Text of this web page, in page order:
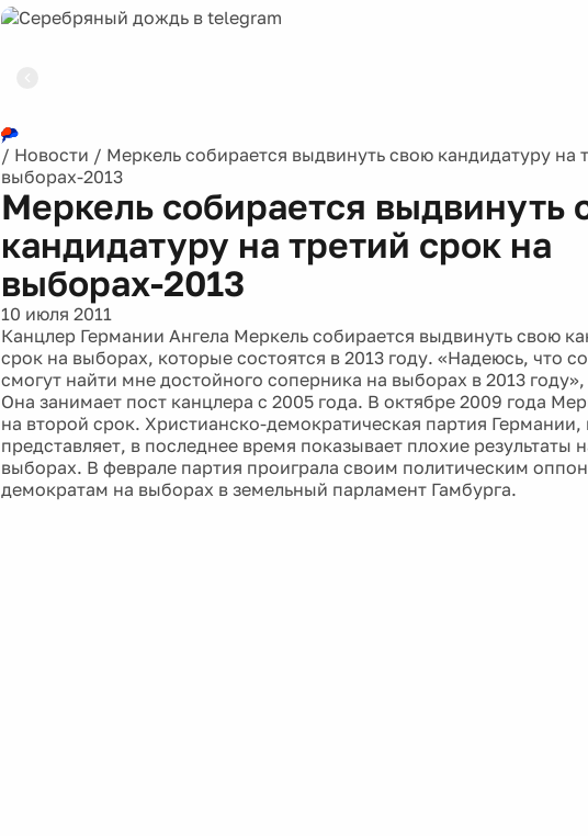
/ Новости / Меркель собирается выдвинуть свою кандидатуру на
выборах-2013
Меркель собирается выдвинуть
кандидатуру на третий срок на
выборах-2013
10 июля 2011
Канцлер Германии Ангела Меркель собирается выдвинуть свою
срок на выборах, которые состоятся в 2013 году. «Надеюсь, что
смогут найти мне достойного соперника на выборах в 2013
Она занимает пост канцлера с 2005 года. В октябре 2009 года
на второй срок. Христианско-демократическая партия Германии,
представляет, в последнее время показывает плохие результаты
выборах. В феврале партия проиграла своим политическим
демократам на выборах в земельный парламент Гамбурга.